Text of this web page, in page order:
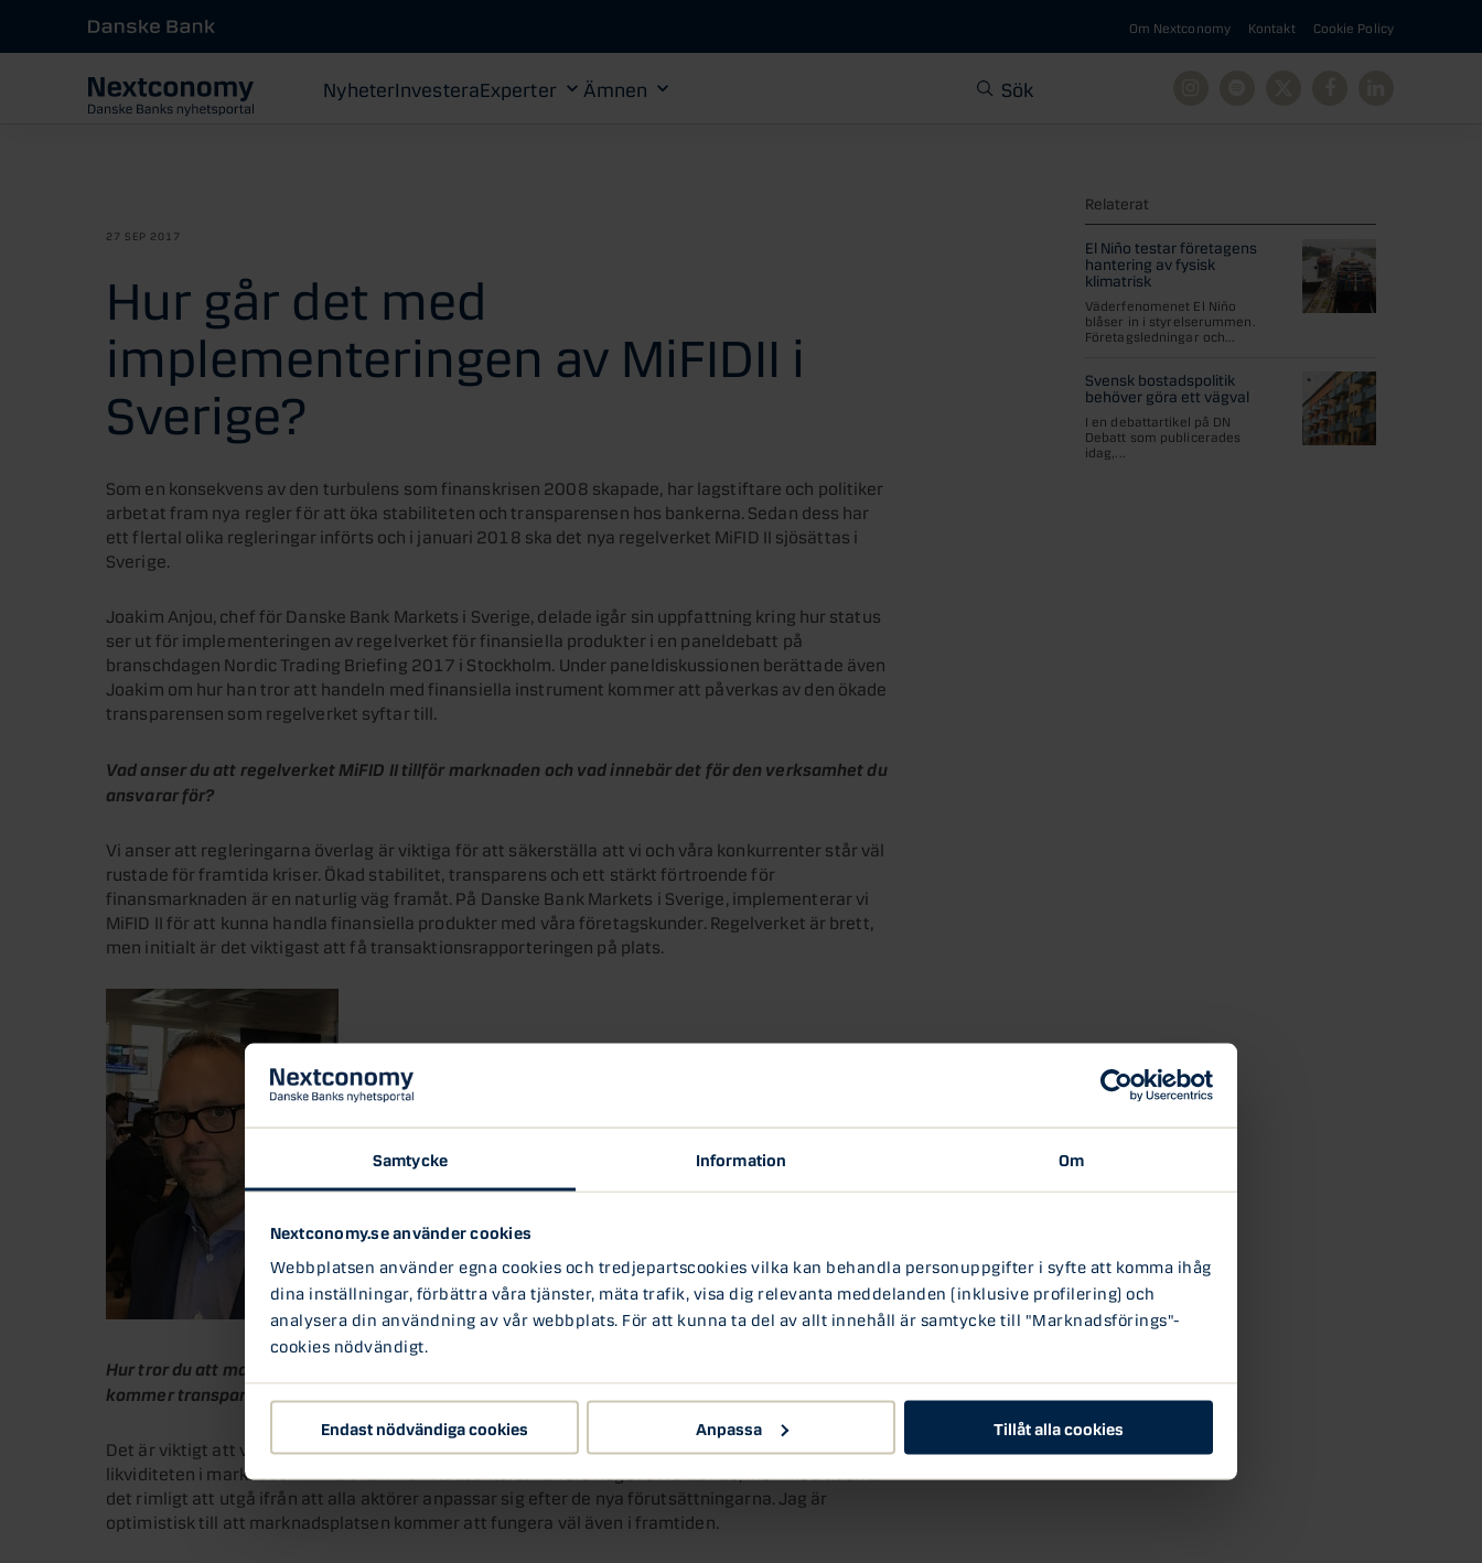
Samtycke Information Om
Nextconomy.se använder cookies
Webbplatsen använder egna cookies och tredjepartscookies vilka kan behandla personuppgifter i syfte att komma ihåg
dina inställningar, förbättra våra tjänster, mäta trafik, visa dig relevanta meddelanden (inklusive profilering) och
analysera din användning av vår webbplats. För att kunna ta del av allt innehåll är samtycke till "Marknadsförings"-
cookies nödvändigt.
Endast nödvändiga cookies Anpassa Tillåt alla cookies
Om Nextconomy Kontakt Cookie Policy
NyheterInvesteraExperter Ämnen Sök
27 SEP 2017
Hur går det med
implementeringen av MiFIDII i
Sverige?
Som en konsekvens av den turbulens som finanskrisen 2008 skapade, har lagstiftare och politiker
arbetat fram nya regler för att öka stabiliteten och transparensen hos bankerna. Sedan dess har
ett flertal olika regleringar införts och i januari 2018 ska det nya regelverket MiFID II sjösättas i
Sverige.
Joakim Anjou, chef för Danske Bank Markets i Sverige, delade igår sin uppfattning kring hur status
ser ut för implementeringen av regelverket för finansiella produkter i en paneldebatt på
branschdagen Nordic Trading Briefing 2017 i Stockholm. Under paneldiskussionen berättade även
Joakim om hur han tror att handeln med finansiella instrument kommer att påverkas av den ökade
transparensen som regelverket syftar till.
Vad anser du att regelverket MiFID II tillför marknaden och vad innebär det för den verksamhet du
ansvarar för?
Vi anser att regleringarna överlag är viktiga för att säkerställa att vi och våra konkurrenter står väl
rustade för framtida kriser. Ökad stabilitet, transparens och ett stärkt förtroende för
finansmarknaden är en naturlig väg framåt. På Danske Bank Markets i Sverige, implementerar vi
MiFID II för att kunna handla finansiella produkter med våra företagskunder. Regelverket är brett,
men initialt är det viktigast att få transaktionsrapporteringen på plats.
Hur tror du att marknaden kommer att hantera en mer transparent miljö och vilken effekt
kommer transparensen få för risktagande vid handeln med finansiella instrument?
Det är viktigt att vi säkerställer en fungerade marknadsplats där alla aktörer värnar om
likviditeten i marknaden. Initialt kan marknadsaktörerna vara något avvaktande, men med tiden är
det rimligt att utgå ifrån att alla aktörer anpassar sig efter de nya förutsättningarna. Jag är
optimistisk till att marknadsplatsen kommer att fungera väl även i framtiden.
Relaterat
El Niño testar företagens
hantering av fysisk
klimatrisk
Väderfenomenet El Niño
blåser in i styrelserummen.
Företagsledningar och...
Svensk bostadspolitik
behöver göra ett vägval
I en debattartikel på DN
Debatt som publicerades
idag,...